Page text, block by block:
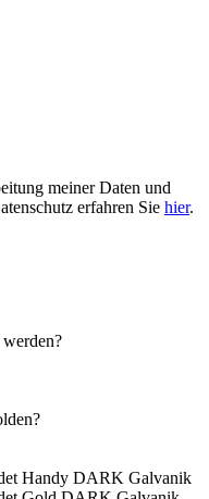
meiner Daten und
erfahren Sie hier.